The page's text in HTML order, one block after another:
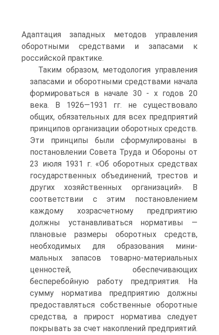
Адаптация западных методов управления
оборотными средствами и запасами к
российской практике.
Таким образом, методология управления
запасами и оборотными средствами начала
формироваться в начале 30 - х годов 20
века. В 1926—1931 гг. не существовало
общих, обязательных для всех предприятий
принципов организации оборотных средств.
Эти принципы были сформулированы в
постановлении Совета Труда и Обороны от
23 июля 1931 г. «Об оборотных средствах
государствен­ных объединений, трестов и
других хозяйственных организаций». В
соответствии с этим постановлением
каждому хозрасчетному предприятию
должны устанавливаться нормативы —
плановые раз­меры оборотных средств,
необходимых для образования мини­
мальных запасов товарно-материальных
ценностей, обеспечиваю­щих
бесперебойную работу предприятия. На
сумму норматива предприятию должны
предоставляться собственные оборотные
средства, а прирост норматива следует
покрывать за счет накоплений предприятий.